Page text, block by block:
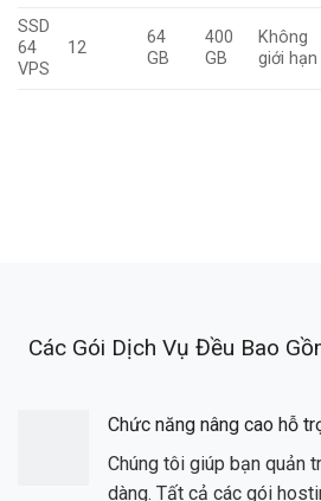
SSD
64
VPS
12
64
GB
400
GB
Không
giới hạn
Các Gói Dịch Vụ Đều Bao
Chức năng nâng cao hỗ
Chúng tôi giúp bạn quản
dàng. Tất cả các gói